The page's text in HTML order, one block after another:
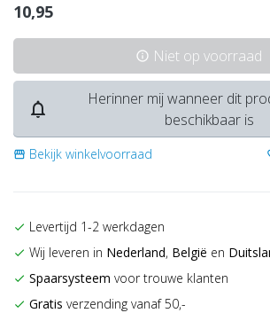
10,95
info Niet op voorraad
notifications_none
Herinner mij wanneer dit
beschikbaar is
storefront Bekijk winkelvoorraad
check Levertijd 1-2 werkdagen
check Wij leveren in Nederland, België en
check Spaarsysteem voor trouwe klanten
check Gratis verzending vanaf 50,-